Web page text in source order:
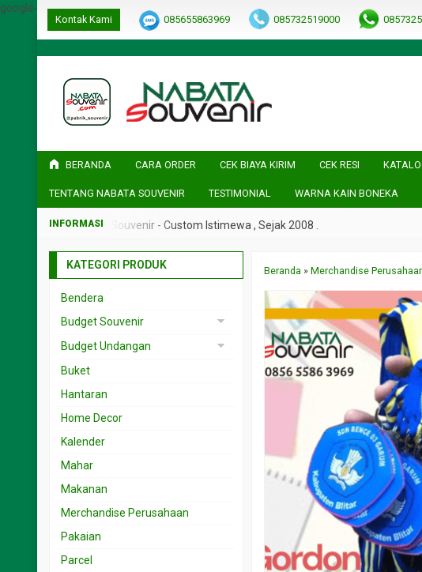
google-site-verification=ulGFAYaRwT3xFs4fCyDEYtZPCSlyYvbOPvhRRObUW-A
Kontak Kami 085655863969 085732519000
BERANDA CARA ORDER CEK BIAYA KIRIM CEK RESI
TENTANG NABATA SOUVENIR TESTIMONIAL WARNA KAIN BONEKA
Nabata Souvenir - Custom Istimewa , Sejak 2008 .
Beranda »Merchandise
KATEGORI PRODUK
Bendera
Budget Souvenir
Souvenir < 5rb
Souvenir 15.001 < 25 rb
Souvenir 25.001 < 50 rb
Souvenir 5.001 < 15 rb
Souvenir 50.001 < 100 rb
Budget Undangan
Undangan 1rb – 2rb
Undangan 2.001- 3rb
Undangan 3.001 – 5rb
Undangan 5.001 – 10rb
Undangan 501-999
Buket
Hantaran
Home Decor
Kalender
Mahar
Makanan
Merchandise Perusahaan
Pakaian
Parcel